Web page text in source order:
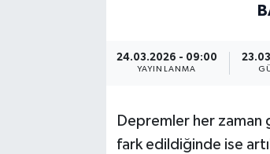
24.03.2026 - 09:00
YAYINLANMA
Depremler her zaman
fark edildiğinde ise